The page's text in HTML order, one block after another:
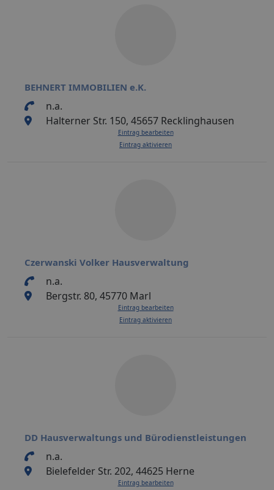
BEHNERT IMMOBILIEN e.K.
n.a.
Halterner Str. 150, 45657 Recklinghausen
Eintrag bearbeiten
Eintrag aktivieren
Czerwanski Volker Hausverwaltung
n.a.
Bergstr. 80, 45770 Marl
Eintrag bearbeiten
Eintrag aktivieren
DD Hausverwaltungs und Bürodienstleistungen
n.a.
Bielefelder Str. 202, 44625 Herne
Eintrag bearbeiten